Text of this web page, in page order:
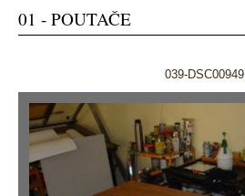
01 - POUTAČE
039-DSC00949